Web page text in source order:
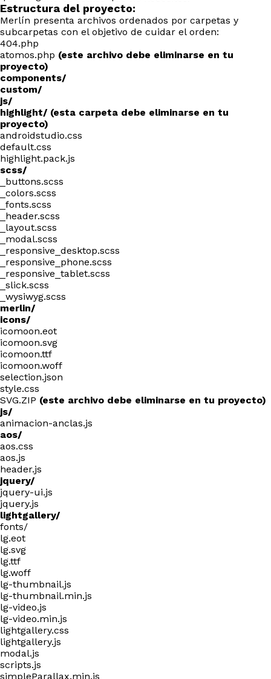
Estructura del proyecto:
Merlín presenta archivos ordenados por carpetas y
subcarpetas con el objetivo de cuidar el orden:
404.php
atomos.php (este archivo debe eliminarse en tu
proyecto)
components/
custom/
js/
highlight/ (esta carpeta debe eliminarse en tu
proyecto)
androidstudio.css
default.css
highlight.pack.js
scss/
_buttons.scss
_colors.scss
_fonts.scss
_header.scss
_layout.scss
_modal.scss
_responsive_desktop.scss
_responsive_phone.scss
_responsive_tablet.scss
_slick.scss
_wysiwyg.scss
merlin/
icons/
icomoon.eot
icomoon.svg
icomoon.ttf
icomoon.woff
selection.json
style.css
SVG.ZIP (este archivo debe eliminarse en tu proyecto)
js/
animacion-anclas.js
aos/
aos.css
aos.js
header.js
jquery/
jquery-ui.js
jquery.js
lightgallery/
fonts/
lg.eot
lg.svg
lg.ttf
lg.woff
lg-thumbnail.js
lg-thumbnail.min.js
lg-video.js
lg-video.min.js
lightgallery.css
lightgallery.js
modal.js
scripts.js
simpleParallax.min.js